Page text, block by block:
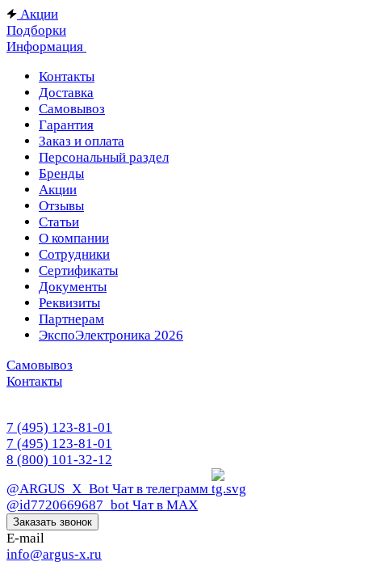
Акции
Подборки
Информация
Контакты
Доставка
Самовывоз
Гарантия
Заказ и оплата
Персональный раздел
Бренды
Акции
Отзывы
Статьи
О компании
Сотрудники
Сертификаты
Документы
Реквизиты
Партнерам
ЭкспоЭлектроника 2026
Самовывоз
Контакты
7 (495) 123-81-01
7 (495) 123-81-01
8 (800) 101-32-12
@ARGUS_X_Bot Чат в телеграмм
@id7720669687_bot Чат в МАХ
Заказать звонок
E-mail
info@argus-x.ru